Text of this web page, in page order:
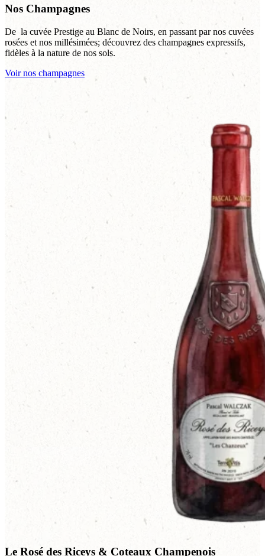
Nos Champagnes
De la cuvée Prestige au Blanc de Noirs, en passant par nos cuvées
rosées et nos millésimées; découvrez des champagnes expressifs,
fidèles à la nature de nos sols.
Voir nos champagnes
Le Rosé des Riceys & Coteaux Champenois